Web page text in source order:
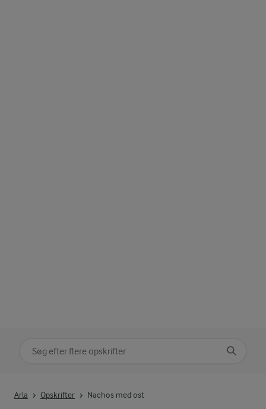
Arla Opskrifter Nachos med ost
Søg på kategori